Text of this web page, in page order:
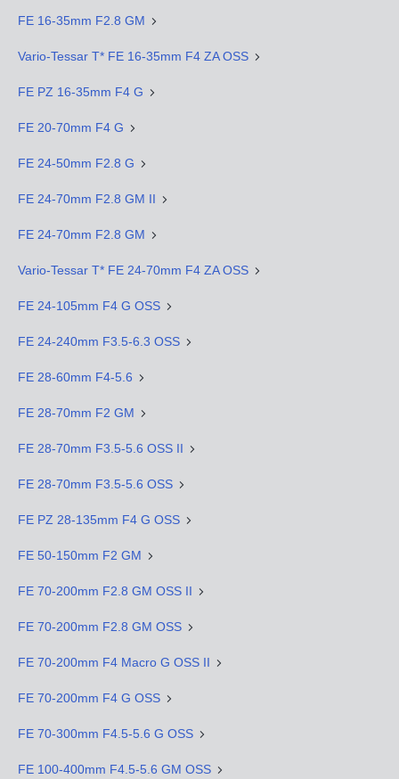
FE 16-35mm F2.8 GM
Vario-Tessar T* FE 16-35mm F4 ZA OSS
FE PZ 16-35mm F4 G
FE 20-70mm F4 G
FE 24-50mm F2.8 G
FE 24-70mm F2.8 GM II
FE 24-70mm F2.8 GM
Vario-Tessar T* FE 24-70mm F4 ZA OSS
FE 24-105mm F4 G OSS
FE 24-240mm F3.5-6.3 OSS
FE 28-60mm F4-5.6
FE 28-70mm F2 GM
FE 28-70mm F3.5-5.6 OSS II
FE 28-70mm F3.5-5.6 OSS
FE PZ 28-135mm F4 G OSS
FE 50-150mm F2 GM
FE 70-200mm F2.8 GM OSS II
FE 70-200mm F2.8 GM OSS
FE 70-200mm F4 Macro G OSS II
FE 70-200mm F4 G OSS
FE 70-300mm F4.5-5.6 G OSS
FE 100-400mm F4.5-5.6 GM OSS